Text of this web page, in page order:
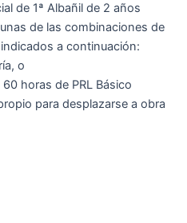
de 1ª Albañil de 2 años
de las combinaciones de
a continuación:
o
horas de PRL Básico
para desplazarse a obra